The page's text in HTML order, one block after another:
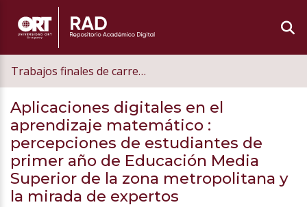
Trabajos finales de carrera de postgrado
Aplicaciones digitales en el
aprendizaje matemático :
percepciones de estudiantes de
primer año de Educación Media
Superior de la zona metropolitana y
la mirada de expertos